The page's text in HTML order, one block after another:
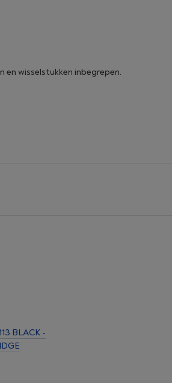
en wisselstukken inbegrepen.
BLACK -